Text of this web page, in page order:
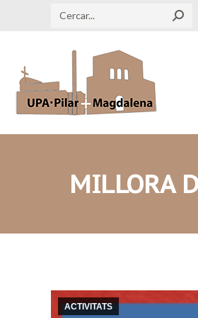
Search:
MILLORA
ACTIVITATS